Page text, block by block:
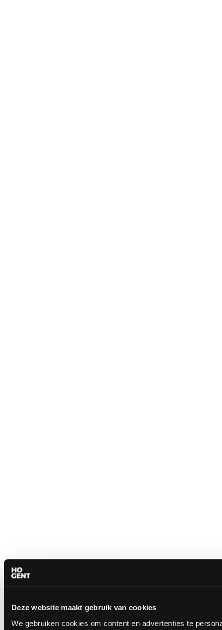
Deze website maakt gebruik van cookies
We gebruiken cookies om content en advertenties te